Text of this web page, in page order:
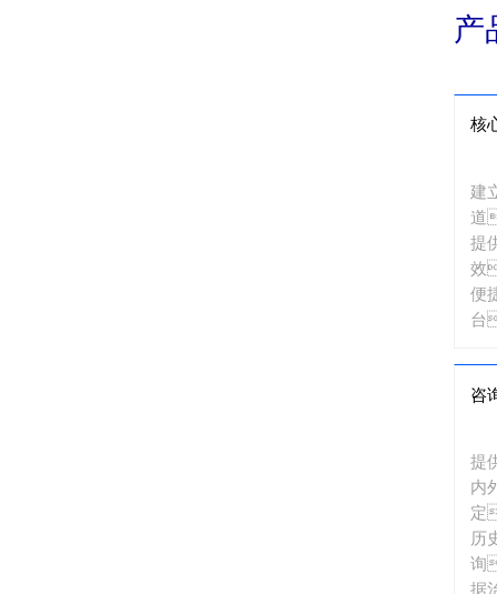
产
核
建
道
提
便
台
咨
提
内
历
询
据